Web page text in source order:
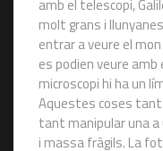
amb el telescopi,
molt grans i
entrar a veure el
es podien veure
microscopi hi ha un
Aquestes coses
tant manipular una
i massa fràgils. La